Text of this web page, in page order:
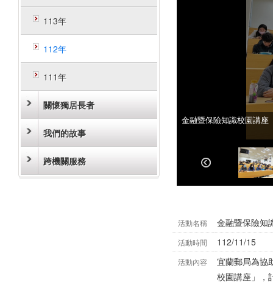
113年
112年
111年
關懷獨居長者
我們的故事
跨機關服務
金融暨保險知識校園講座
金融暨保險知識校園講座
活動名稱 金融暨保險知
活動時間 112/11/15
活動內容
宜蘭郵局為協
校園講座」，